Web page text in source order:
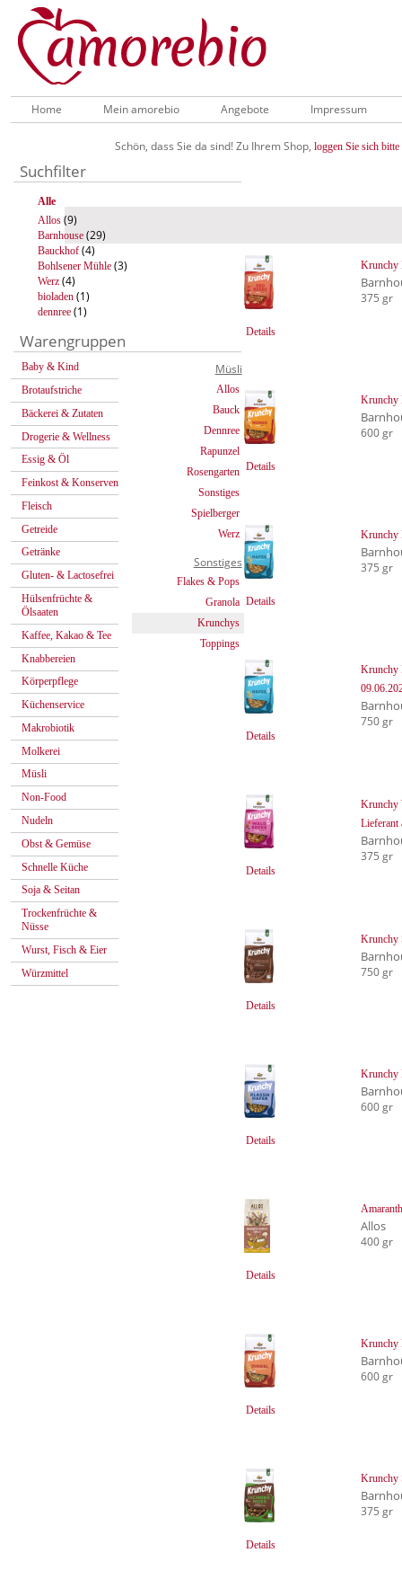
Home Mein amorebio Angebote Impressum
Schön, dass Sie da sind! Zu Ihrem Shop, loggen Sie sich bitte
Suchfilter
Alle
Allos (9)
Barnhouse (29)
Bauckhof (4)
Bohlsener Mühle (3)
Werz (4)
bioladen (1)
dennree (1)
Warengruppen
Baby & Kind
Brotaufstriche
Bäckerei & Zutaten
Drogerie & Wellness
Essig & Öl
Feinkost & Konserven
Fleisch
Getreide
Getränke
Gluten- & Lactosefrei
Hülsenfrüchte &
Ölsaaten
Kaffee, Kakao & Tee
Knabbereien
Körperpflege
Küchenservice
Makrobiotik
Molkerei
Müsli
Non-Food
Nudeln
Obst & Gemüse
Schnelle Küche
Soja & Seitan
Trockenfrüchte &
Nüsse
Wurst, Fisch & Eier
Würzmittel
Müsli
Allos
Bauck
Dennree
Rapunzel
Rosengarten
Sonstiges
Spielberger
Werz
Sonstiges
Flakes & Pops
Granola
Krunchys
Toppings
Details
Krunchy
375 gr
Details
Krunchy
600 gr
Details
Krunchy
375 gr
Details
Krunchy
750 gr
Details
Krunchy
Lieferant
375 gr
Details
Krunchy
750 gr
Details
Krunchy
600 gr
Details
Allos
400 gr
Details
Krunchy
600 gr
Details
Krunchy
375 gr